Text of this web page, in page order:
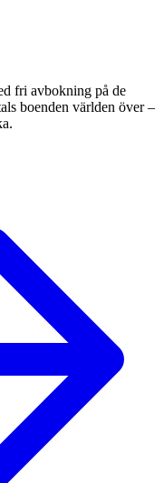
fri avbokning på de
boenden världen över –